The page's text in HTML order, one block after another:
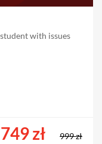
with issues
749 zł 999 zł